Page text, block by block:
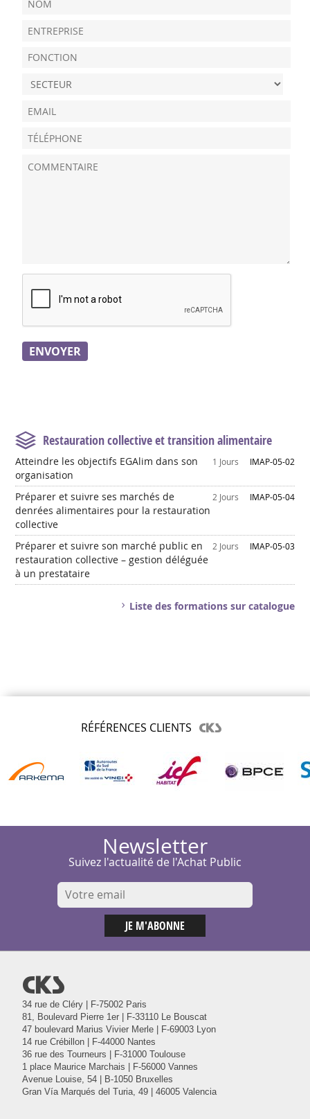
Restauration collective et transition alimentaire
Atteindre les objectifs EGAlim dans son
organisation
1 Jours IMAP-05-02
Préparer et suivre ses marchés de
denrées alimentaires pour la restauration
collective
2 Jours IMAP-05-04
Préparer et suivre son marché public en
restauration collective – gestion déléguée
à un prestataire
2 Jours IMAP-05-03
Liste des formations sur catalogue
RÉFÉRENCES CLIENTS
Newsletter
Suivez l'actualité de l'Achat Public
@
34 rue de Cléry | F-75002 Paris
81, Boulevard Pierre 1er | F-33110 Le Bouscat
47 boulevard Marius Vivier Merle | F-69003 Lyon
14 rue Crébillon | F-44000 Nantes
36 rue des Tourneurs | F-31000 Toulouse
1 place Maurice Marchais | F-56000 Vannes
Avenue Louise, 54 | B-1050 Bruxelles
Gran Vía Marqués del Turia, 49 | 46005 Valencia